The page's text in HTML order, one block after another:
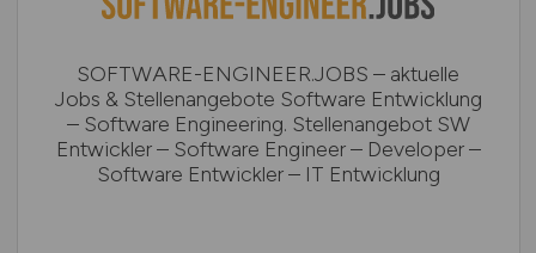
SOFTWARE-ENGINEER.JOBS – aktuelle
Jobs & Stellenangebote Software Entwicklung
– Software Engineering. Stellenangebot SW
Entwickler – Software Engineer – Developer –
Software Entwickler – IT Entwicklung